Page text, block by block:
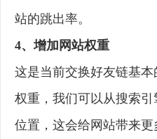
站的跳出率。
4、增加网站权重
这是当前交换好友链基
权重，我们可以从搜索
位置，这会给网站带来更